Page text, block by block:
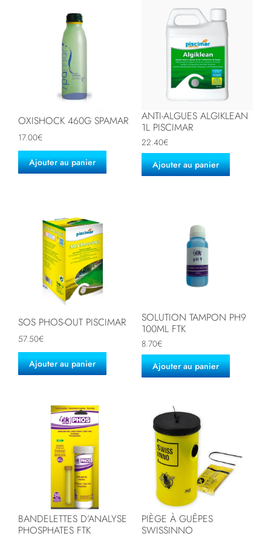
OXISHOCK 460G SPAMAR
17.00€
Ajouter au panier
ANTI-ALGUES ALGIKLEAN
1L PISCIMAR
22.40€
Ajouter au panier
SOS PHOS-OUT PISCIMAR
57.50€
Ajouter au panier
SOLUTION TAMPON PH9
100ML FTK
8.70€
Ajouter au panier
BANDELETTES D’ANALYSE
PHOSPHATES FTK
PIÈGE À GUÊPES
SWISSINNO